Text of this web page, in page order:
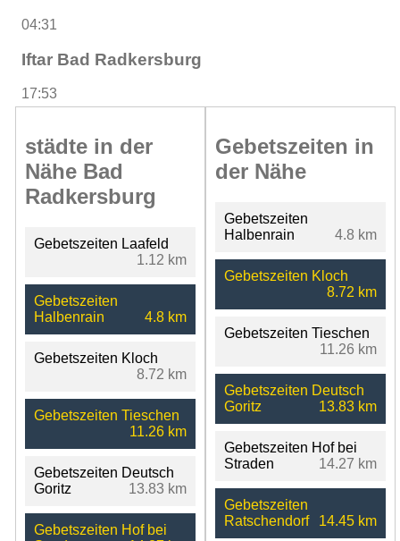
04:31
Iftar Bad Radkersburg
17:53
städte in der
Nähe Bad
Radkersburg
Gebetszeiten Laafeld
1.12 km
Gebetszeiten
Halbenrain
4.8 km
Gebetszeiten Kloch
8.72 km
Gebetszeiten Tieschen
11.26 km
Gebetszeiten Deutsch
Goritz
13.83 km
Gebetszeiten Hof bei
Gebetszeiten in
der Nähe
Gebetszeiten
Halbenrain
4.8 km
Gebetszeiten Kloch
8.72 km
Gebetszeiten Tieschen
11.26 km
Gebetszeiten Deutsch
Goritz
13.83 km
Gebetszeiten Hof bei
Straden
14.27 km
Gebetszeiten
Ratschendorf
14.45 km